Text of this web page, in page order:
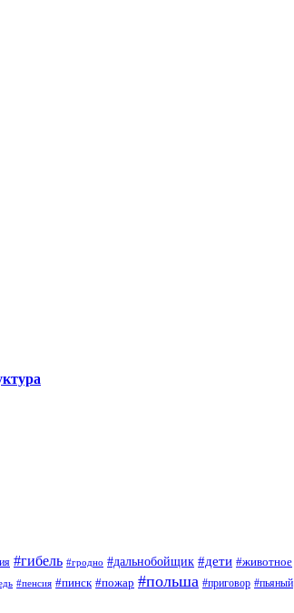
#гибель #гродно #дальнобойщик #дети #животное
#пенсия #пинск #пожар #польша #приговор #пьяный